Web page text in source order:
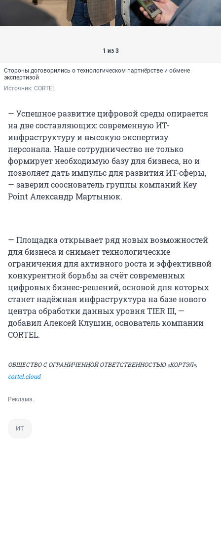
1 из 3
Стороны договорились о технологическом партнёрстве и обмене
экспертизой
Источник: CORTEL
— Успешное развитие цифровой среды опирается
на две составляющих: современную ИТ-
инфраструктуру и высокую экспертизу
персонала. Наше сотрудничество не только
формирует необходимую базу для бизнеса, но и
позволяет дать импульс для развития ИТ-сферы,
— заверил сооснователь группы компаний Key
Point Александр Мартынюк.
— Площадка открывает ряд новых возможностей
для бизнеса и снимает технологические
ограничения для активного роста и эффективной
конкурентной борьбы за счёт современных
цифровых бизнес-решений, основой для которых
станет надёжная инфраструктура на базе нового
центра обработки данных уровня TIER III, —
добавил Алексей Клушин, основатель компании
CORTEL.
ОБЩЕСТВО С ОГРАНИЧЕННОЙ ОТВЕТСТВЕННОСТЬЮ «КОРТЭЛ»,
cortel.cloud
Реклама.
ИТ